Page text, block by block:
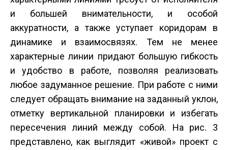
и большей внимательности, и особой
аккуратности, а также уступает коридорам в
динамике и взаимосвязях. Тем не менее
характерные линии придают большую гибкость
и удобство в работе, позволяя реализовать
любое задуманное решение. При работе с ними
следует обращать внимание на заданный уклон,
отметку вертикальной планировки и избегать
пересечения линий между собой. На рис. 3
представлено, как выглядит «живой» проект с